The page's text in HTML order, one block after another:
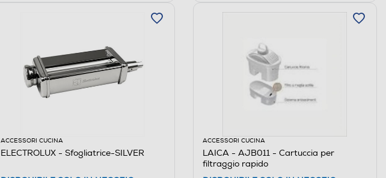
ACCESSORI CUCINA
ELECTROLUX - Sfogliatrice-SILVER
ACCESSORI CUCINA
LAICA - AJB011 - Cartuccia per
filtraggio rapido